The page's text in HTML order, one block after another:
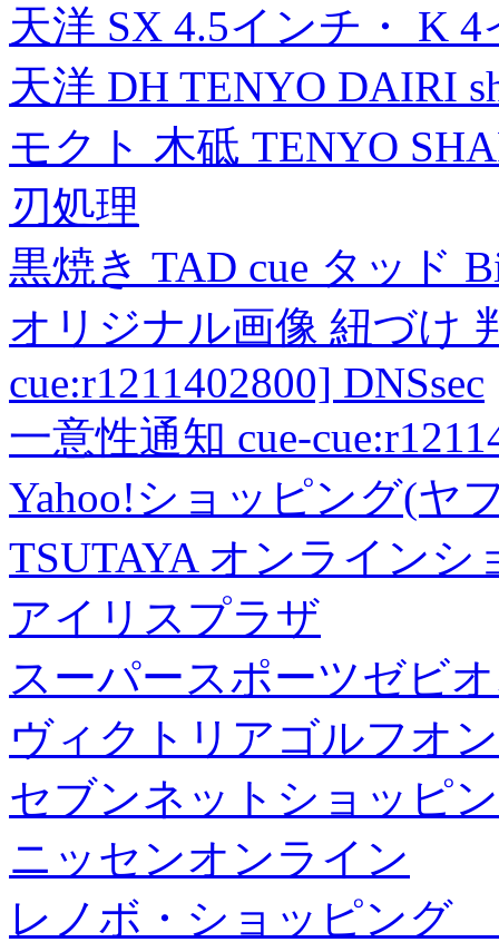
天洋 SX 4.5インチ・ K
天洋 DH TENYO DAIRI
モクト 木砥 TENYO
刃処理
黒焼き TAD cue タッド
オリジナル画像 紐づけ
cue:r1211402800] DNSsec
一意性通知 cue-
Yahoo!ショッピング(ヤ
TSUTAYA オンラインシ
アイリスプラザ
スーパースポーツゼビ
ヴィクトリアゴルフオ
セブンネットショッピ
ニッセンオンライン
レノボ・ショッピング